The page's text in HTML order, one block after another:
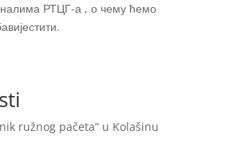
РТЦГ-а , о чему ћемо
ružnog pačeta“ u Kolašinu